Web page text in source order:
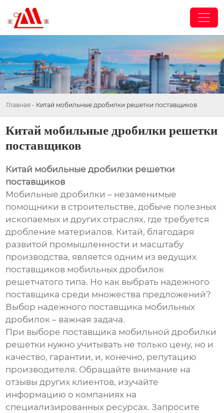
Главная - Китай мобильные дробилки решетки поставщиков
Китай мобильные дробилки решетки
поставщиков
Китай мобильные дробилки решетки
поставщиков
Мобильные дробилки – незаменимые
помощники в строительстве, добыче полезных
ископаемых и других отраслях, где требуется
дробление материалов. Китай, благодаря
развитой промышленности и масштабу
производства, является одним из ведущих
поставщиков мобильных дробилок
решетчатого типа. Но как выбрать надежного
поставщика среди множества предложений?
Выбор надежного поставщика мобильных
дробилок – важная задача.
При выборе поставщика мобильной дробилки
решетки нужно учитывать не только цену, но и
качество, гарантии, и, конечно, репутацию
производителя. Обращайте внимание на
отзывы других клиентов, изучайте
информацию о компаниях на
специализированных ресурсах. Запросите